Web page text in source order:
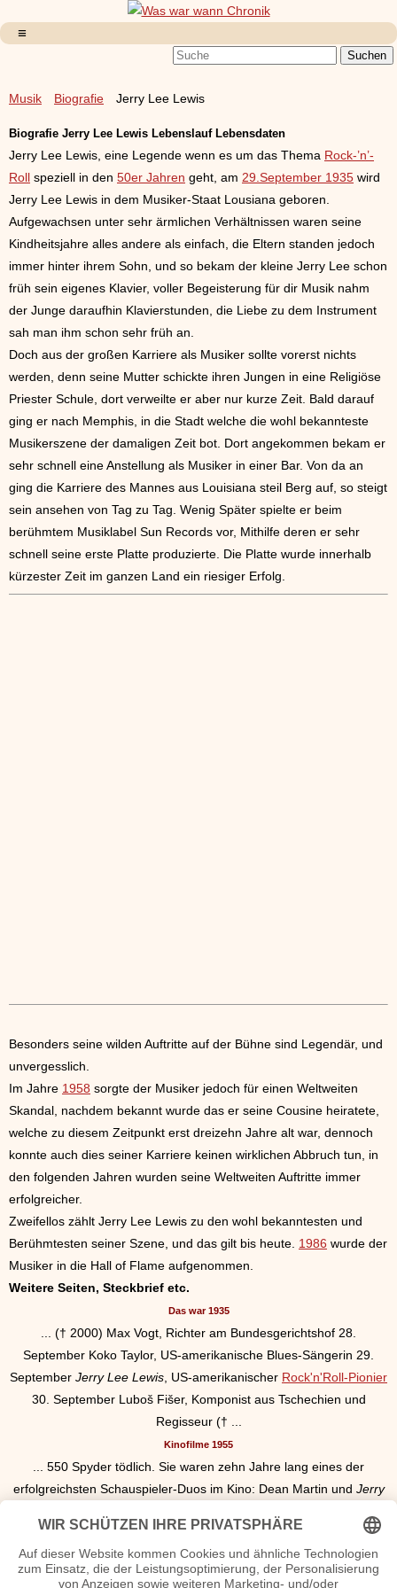
Musik Biografie Jerry Lee Lewis
Biografie Jerry Lee Lewis Lebenslauf Lebensdaten
Jerry Lee Lewis, eine Legende wenn es um das Thema Rock-’n’-
Roll speziell in den 50er Jahren geht, am 29.September 1935 wird
Jerry Lee Lewis in dem Musiker-Staat Lousiana geboren.
Aufgewachsen unter sehr ärmlichen Verhältnissen waren seine
Kindheitsjahre alles andere als einfach, die Eltern standen jedoch
immer hinter ihrem Sohn, und so bekam der kleine Jerry Lee schon
früh sein eigenes Klavier, voller Begeisterung für dir Musik nahm
der Junge daraufhin Klavierstunden, die Liebe zu dem Instrument
sah man ihm schon sehr früh an.
Doch aus der großen Karriere als Musiker sollte vorerst nichts
werden, denn seine Mutter schickte ihren Jungen in eine Religiöse
Priester Schule, dort verweilte er aber nur kurze Zeit. Bald darauf
ging er nach Memphis, in die Stadt welche die wohl bekannteste
Musikerszene der damaligen Zeit bot. Dort angekommen bekam er
sehr schnell eine Anstellung als Musiker in einer Bar. Von da an
ging die Karriere des Mannes aus Louisiana steil Berg auf, so steigt
sein ansehen von Tag zu Tag. Wenig Später spielte er beim
berühmtem Musiklabel Sun Records vor, Mithilfe deren er sehr
schnell seine erste Platte produzierte. Die Platte wurde innerhalb
kürzester Zeit im ganzen Land ein riesiger Erfolg.
Besonders seine wilden Auftritte auf der Bühne sind Legendär, und
unvergesslich.
Im Jahre 1958 sorgte der Musiker jedoch für einen Weltweiten
Skandal, nachdem bekannt wurde das er seine Cousine heiratete,
welche zu diesem Zeitpunkt erst dreizehn Jahre alt war, dennoch
konnte auch dies seiner Karriere keinen wirklichen Abbruch tun, in
den folgenden Jahren wurden seine Weltweiten Auftritte immer
erfolgreicher.
Zweifellos zählt Jerry Lee Lewis zu den wohl bekanntesten und
Berühmtesten seiner Szene, und das gilt bis heute. 1986 wurde der
Musiker in die Hall of Flame aufgenommen.
Weitere Seiten, Steckbrief etc.
Das war 1935
... († 2000) Max Vogt, Richter am Bundesgerichtshof 28.
September Koko Taylor, US-amerikanische Blues-Sängerin 29.
September Jerry Lee Lewis , US-amerikanischer Rock'n'Roll-Pionier
30. September Luboš Fišer, Komponist aus Tschechien und
Regisseur († ...
Kinofilme 1955
... 550 Spyder tödlich. Sie waren zehn Jahre lang eines der
erfolgreichsten Schauspieler-Duos im Kino: Dean Martin und Jerry
einer davon wurde im Filmjahr 1955 gezeigt: „Der ... ... geraten
lässt, versteht sich fast von selbst. Jo Van Fleet bekam den Oscar
als „Beste Nebendarstellerin“ – zu dem gab ...